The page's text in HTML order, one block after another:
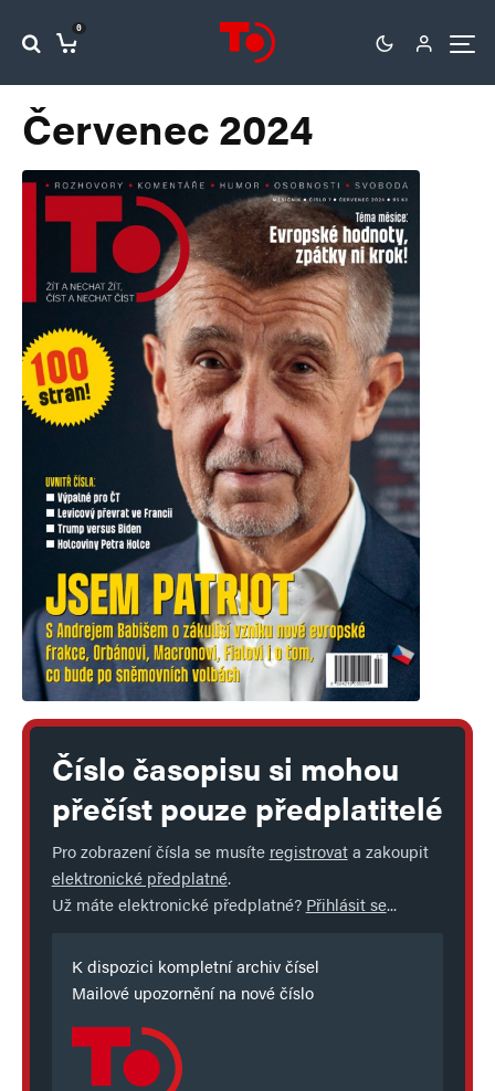
0
Červenec 2024
Číslo časopisu si mohou
přečíst pouze předplatitelé
Pro zobrazení čísla se musíte registrovata zakoupit
elektronické předplatné.
Už máte elektronické předplatné? Přihlásit se...
K dispozici kompletní archiv čísel
Mailové upozornění na nové číslo